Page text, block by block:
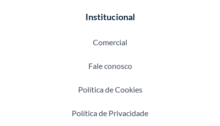
Institucional
Comercial
Fale conosco
Política de Cookies
Política de Privacidade